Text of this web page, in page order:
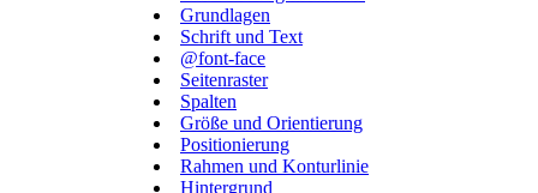
Grundlagen
Schrift und Text
@font-face
Seitenraster
Spalten
Größe und Orientierung
Positionierung
Rahmen und Konturlinie
Hintergrund